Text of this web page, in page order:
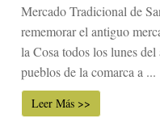
Mercado Tradicional de
rememorar el antiguo
la Cosa todos los lunes
pueblos de la comarca a ...
Leer Más >>